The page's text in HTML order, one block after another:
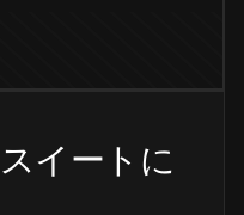
イートに